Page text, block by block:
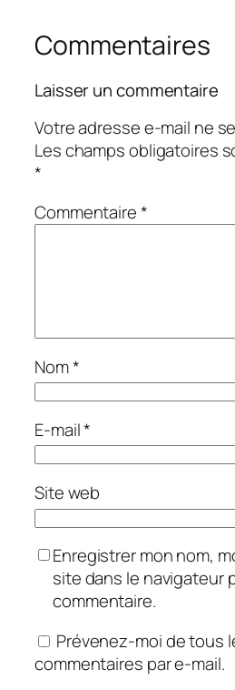
Commentaires
Laisser un commentaire
Votre adresse e-mail ne
Les champs obligatoires
*
Commentaire*
Nom*
E-mail*
Site web
Enregistrer mon nom,
site dans le navigateur
commentaire.
Prévenez-moi de tous
commentaires par e-mail.